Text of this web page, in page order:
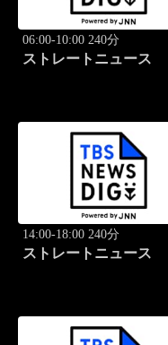
06:00-10:00 240分
ストレートニュース
14:00-18:00 240分
ストレートニュース